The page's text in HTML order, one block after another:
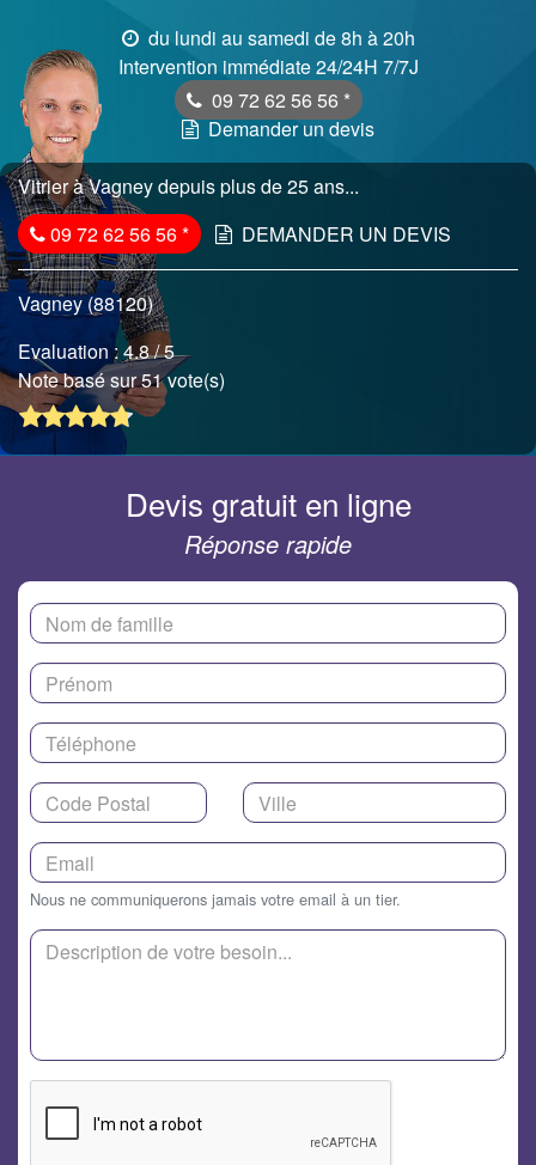
du lundi au samedi de 8h à 20h
Intervention immédiate 24/24H 7/7J
09 72 62 56 56 *
Demander un devis
Vitrier à Vagney depuis plus de 25 ans...
09 72 62 56 56* DEMANDER UN DEVIS
Vagney (88120)
Evaluation :4.8/ 5
Note basé sur 51 vote(s)
Devis gratuit en ligne
Réponse rapide
Nous ne communiquerons jamais votre email à un tier.